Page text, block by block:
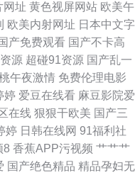
午夜免费视频舔鲍 国产AV精
网 欧日不卡 91首页网站不用
韩无 国产精品思思 日本黄色
人人操人人干 做爱特A人人男
成人探花自拍导航 青青草99
网址 黄色视屏网站 欧美午
欧美内射网址 日本中文字
产免费观看 国产不卡高
源 超碰91资源 国产乱一
午夜激情 免费伦理电影
婷 爱豆在线看 麻豆影院爱
在线 狠狠干欧美 国产三
婷 日韩在线网 91福利社
8 香蕉APP污视频 艹艹艹
国产绝色精品 精品孕妇无